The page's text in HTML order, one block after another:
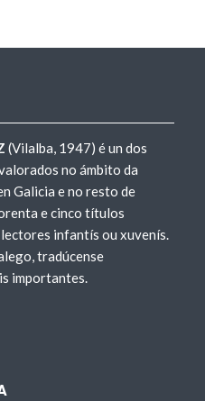
(Vilalba, 1947) é un dos
no ámbito da
Galicia e no resto de
e cinco títulos
infantís ou xuvenís.
tradúcense
importantes.